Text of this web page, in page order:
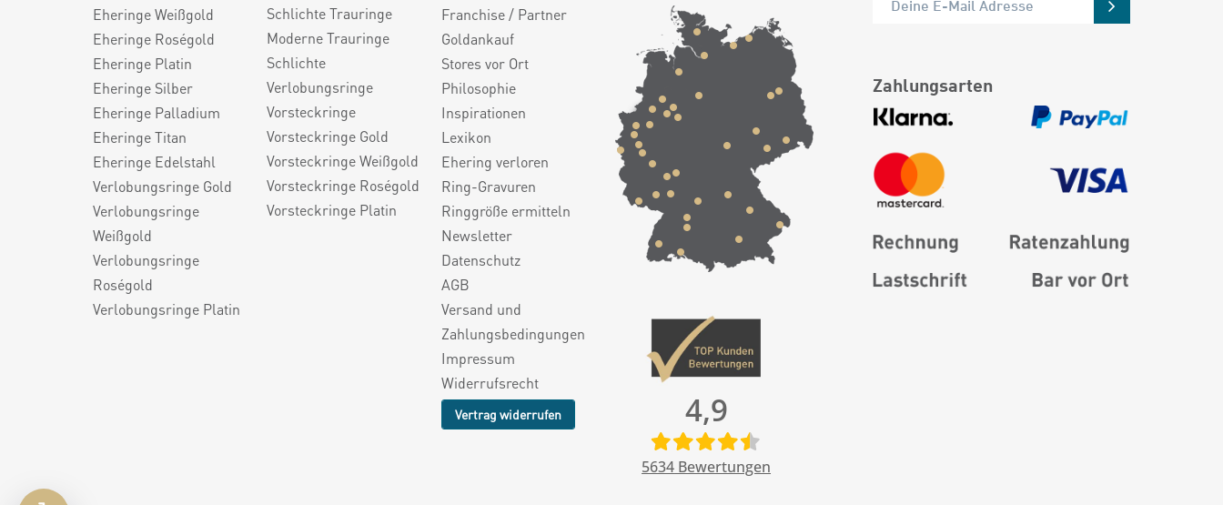
Eheringe Weißgold
Eheringe Roségold
Eheringe Platin
Eheringe Silber
Eheringe Palladium
Eheringe Titan
Eheringe Edelstahl
Verlobungsringe Gold
Verlobungsringe
Weißgold
Verlobungsringe
Roségold
Verlobungsringe Platin
Schlichte Trauringe
Moderne Trauringe
Schlichte
Verlobungsringe
Vorsteckringe
Vorsteckringe Gold
Vorsteckringe Weißgold
Vorsteckringe Roségold
Vorsteckringe Platin
Franchise / Partner
Goldankauf
Stores vor Ort
Philosophie
Inspirationen
Lexikon
Ehering verloren
Ring-Gravuren
Ringgröße ermitteln
Newsletter
Datenschutz
AGB
Versand und
Zahlungsbedingungen
Impressum
Widerrufsrecht
Vertrag widerrufen 4,9
5634 Bewertungen
Zahlungsarten